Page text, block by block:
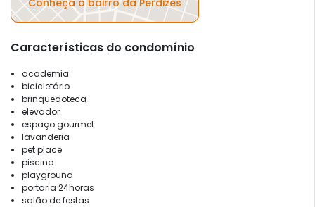
Conheça o bairro da Perdizes
Características do condomínio
academia
bicicletário
brinquedoteca
elevador
espaço gourmet
lavanderia
pet place
piscina
playground
portaria 24horas
salão de festas